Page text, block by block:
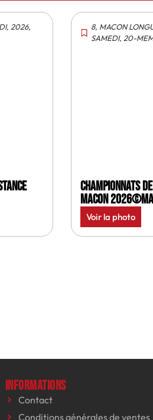
, 2026,
8, MACON
SAMEDI, 20-
Championnats
Macon
Voir la photo
Informations
Contact
Conditions générales de ventes